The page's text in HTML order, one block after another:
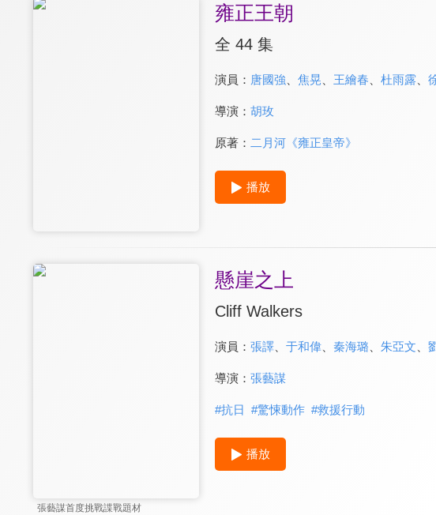
雍正王朝
全 44 集
演員： 唐國強 焦晃 王繪春 杜雨露
導演： 胡玫
原著： 二月河《雍正皇帝》
播放
張藝謀首度挑戰諜戰題材
懸崖之上
Cliff Walkers
演員： 張譯、 于和偉、 秦海璐 朱亞文
導演： 張藝謀
#抗日 #驚悚動作 #救援行動
播放